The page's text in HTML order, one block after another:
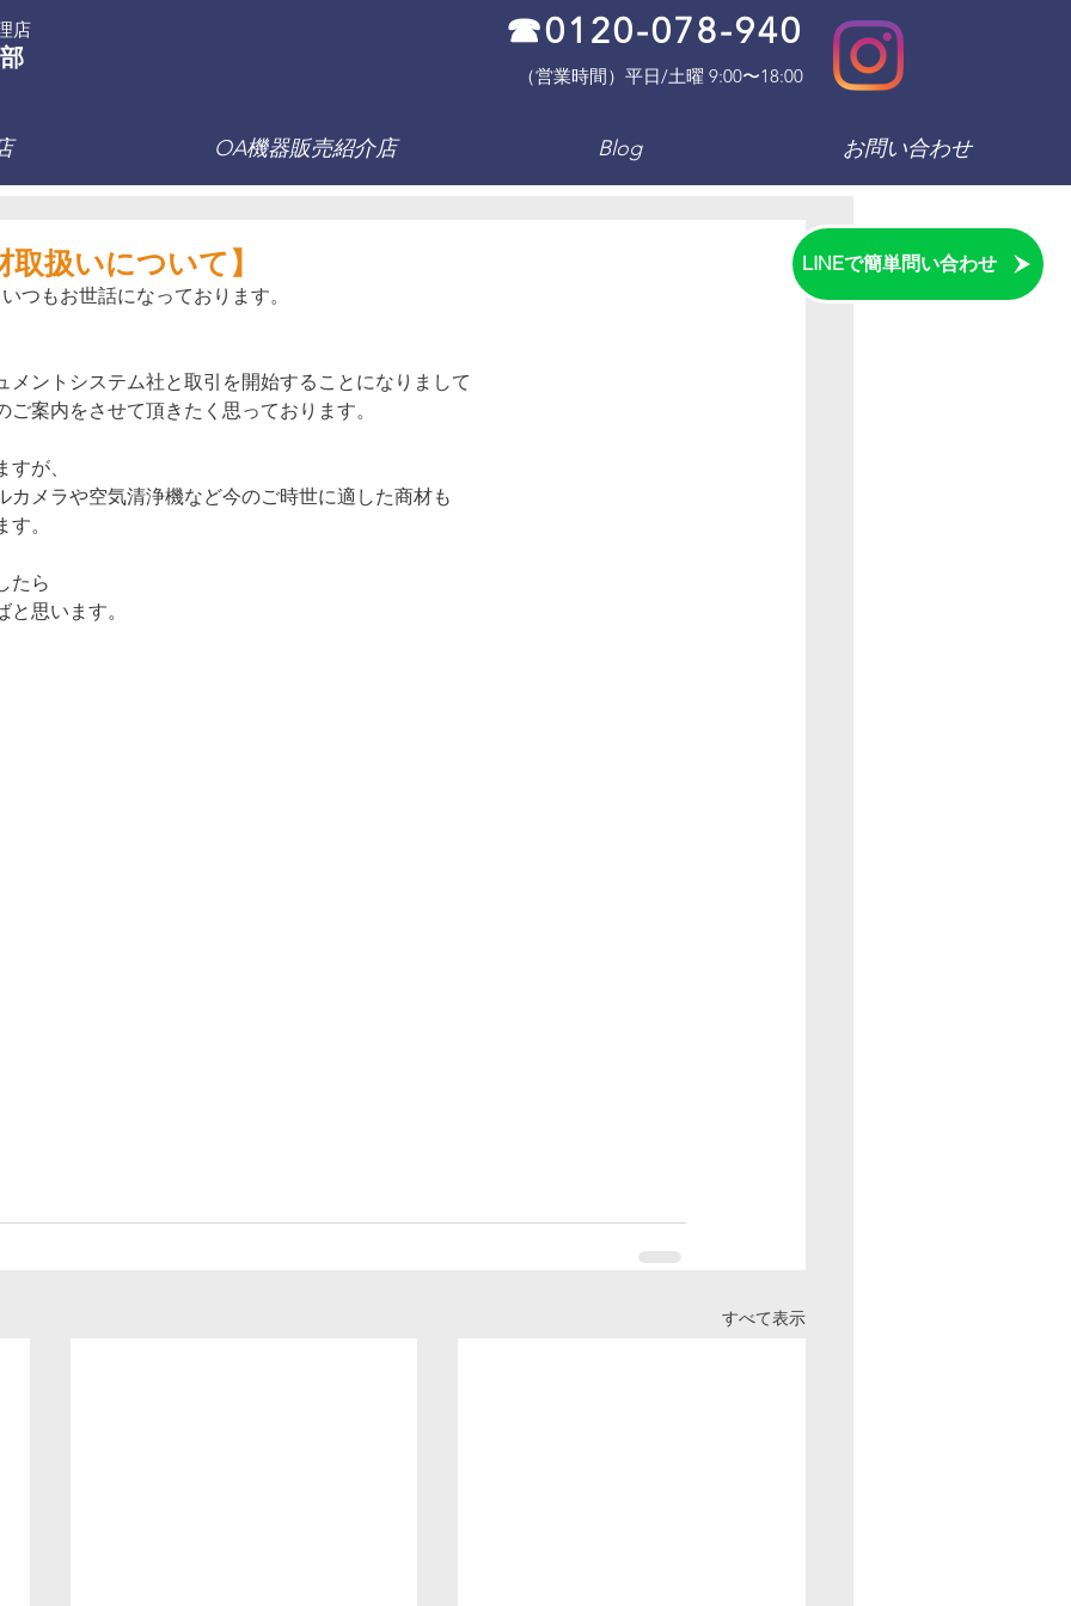
LINEで簡単問い合わせ
☎0120-078-940
（営業時間）平日/土曜 9:00〜18:00
OA機器販売紹介店 Blog お問い合わせ
店
扱いについて】
つもお世話になっております。
メントシステム社と取引を開始することになりまして
案内をさせて頂きたく思っております。
が、
カメラや空気清浄機など今のご時世に適した商材も
。
たら
思います。
すべて表示